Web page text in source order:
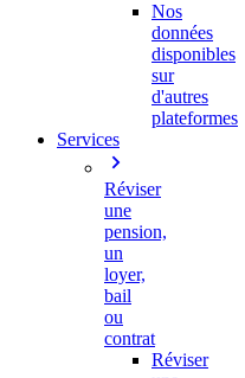
Nos
données
disponibles
sur
d'autres
plateformes
Services
Réviser
une
pension,
un
loyer,
bail
ou
contrat
Réviser